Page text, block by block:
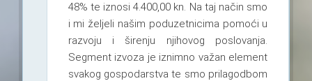
48% te iznosi 4.400,00 kn. Na taj način smo
i mi željeli našim poduzetnicima pomoći u
razvoju i širenju njihovog poslovanja.
Segment izvoza je iznimno važan element
svakog gospodarstva te smo prilagodbom